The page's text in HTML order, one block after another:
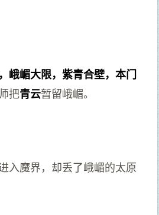
峨嵋大限，紫青合壁，本门
把青云暂留峨嵋。
入魔界，却丢了峨嵋的太原